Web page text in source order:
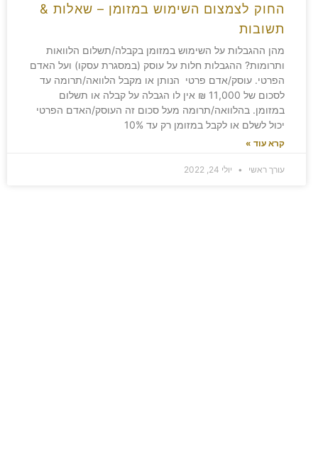
החוק לצמצום השימוש במזומן – שאלות &
תשובות
מהן ההגבלות על השימוש במזומן בקבלה/תשלום הלוואות
ותרומות? ההגבלות חלות על עוסק (במסגרת עסקו) ועל האדם
הפרטי. עוסק/אדם פרטי הנותן או מקבל הלוואה/תרומה עד
לסכום של 11,000 ₪ אין לו הגבלה על קבלה או תשלום
במזומן. בהלוואה/תרומה מעל סכום זה העוסק/האדם הפרטי
יכול לשלם או לקבל במזומן רק עד 10%
קרא עוד »
עורך ראשי יולי 24, 2022